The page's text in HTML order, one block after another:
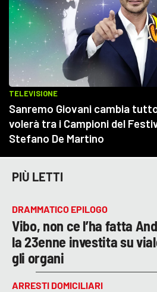
PIÙ LETTI
DRAMMATICO EPILOGO
Vibo, non ce l’ha fatta
la 23enne investita su
gli organi
ARRESTI DOMICILIARI